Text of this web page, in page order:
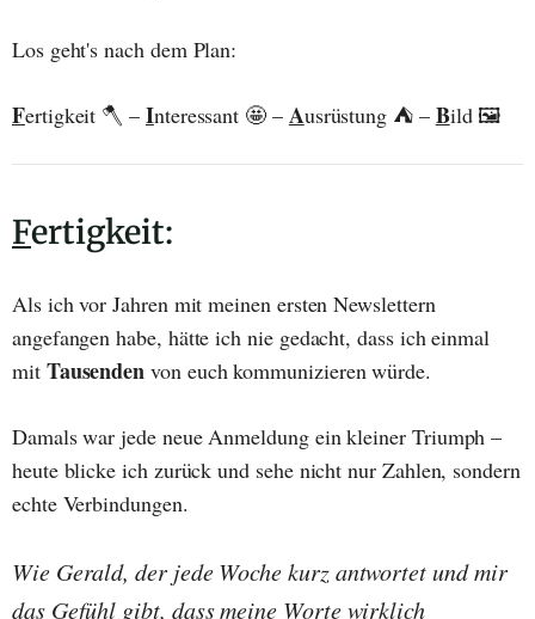
Los geht's nach dem Plan:
Fertigkeit 🪓 – Interessant 🤩 – Ausrüstung ⛺ – Bild 🖼️
Fertigkeit:
Als ich vor Jahren mit meinen ersten Newslettern
angefangen habe, hätte ich nie gedacht, dass ich einmal
mit Tausenden von euch kommunizieren würde.
Damals war jede neue Anmeldung ein kleiner Triumph –
heute blicke ich zurück und sehe nicht nur Zahlen, sondern
echte Verbindungen.
Wie Gerald, der jede Woche kurz antwortet und mir
das Gefühl gibt, dass meine Worte wirklich